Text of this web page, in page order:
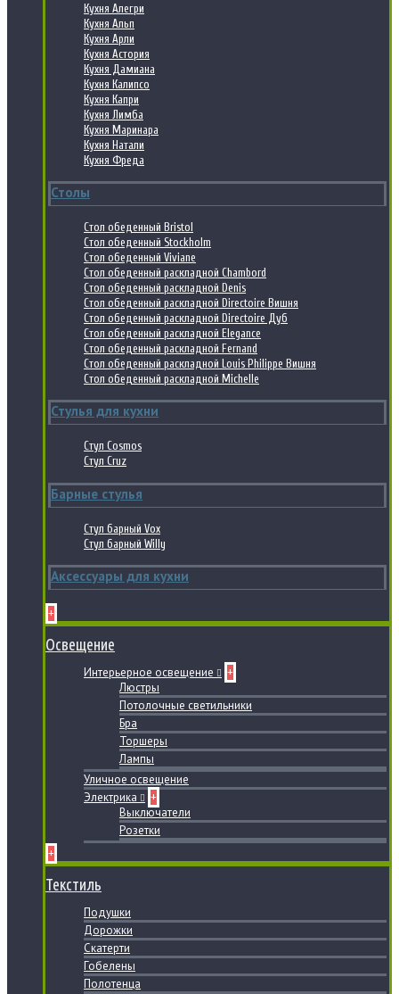
Кухня Алегри
Кухня Альп
Кухня Арли
Кухня Астория
Кухня Дамиана
Кухня Калипсо
Кухня Капри
Кухня Лимба
Кухня Маринара
Кухня Натали
Кухня Фреда
Столы
Стол обеденный Bristol
Стол обеденный Stockholm
Стол обеденный Viviane
Стол обеденный раскладной Chambord
Стол обеденный раскладной Denis
Стол обеденный раскладной Directoire Вишня
Стол обеденный раскладной Directoire Дуб
Стол обеденный раскладной Elegance
Стол обеденный раскладной Fernand
Стол обеденный раскладной Louis Philippe Вишня
Стол обеденный раскладной Michelle
Стулья для кухни
Стул Cosmos
Стул Cruz
Барные стулья
Стул барный Vox
Стул барный Willy
Аксессуары для кухни
+
Освещение
Интерьерное освещение
+
Люстры
Потолочные светильники
Бра
Торшеры
Лампы
Уличное освещение
Электрика
+
Выключатели
Розетки
+
Текстиль
Подушки
Дорожки
Скатерти
Гобелены
Полотенца